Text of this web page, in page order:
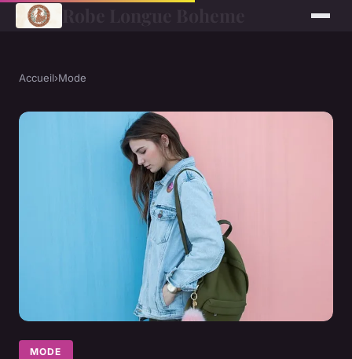
Accueil›Mode
MODE